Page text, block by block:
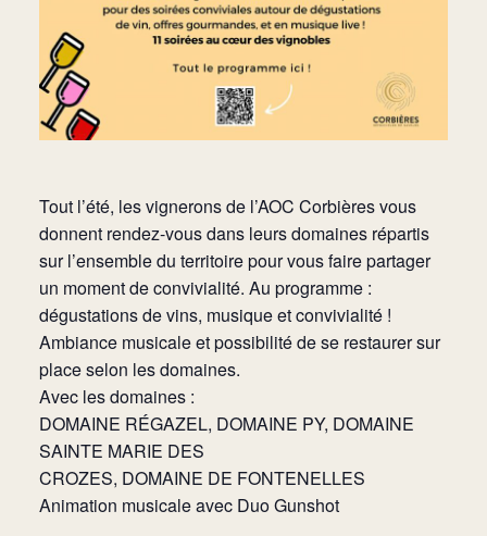
Tout l’été, les vignerons de l’AOC Corbières vous
donnent rendez-vous dans leurs domaines répartis
sur l’ensemble du territoire pour vous faire partager
un moment de convivialité. Au programme :
dégustations de vins, musique et convivialité !
Ambiance musicale et possibilité de se restaurer sur
place selon les domaines.
Avec les domaines :
DOMAINE RÉGAZEL, DOMAINE PY, DOMAINE
SAINTE MARIE DES
CROZES, DOMAINE DE FONTENELLES
Animation musicale avec Duo Gunshot